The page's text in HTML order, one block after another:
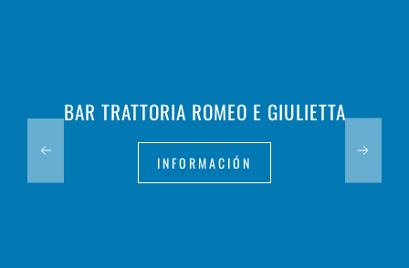
BAR TRATTORIA ROMEO E GIULIETTA
INFORMACIÓN